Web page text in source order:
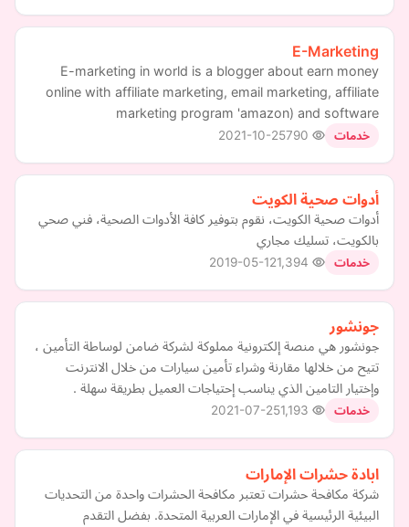
E-Marketing
E-marketing in world is a blogger about earn money
online with affiliate marketing, email marketing, affiliate
marketing program 'amazon) and software
خدمات 2021-10-25
أدوات صحية الكويت
أدوات صحية الكويت، نقوم بتوفير كافة الأدوات الصحية، فني صحي
بالكويت، تسليك مجاري
خدمات 2019-05-12
جونشور
جونشور هي منصة إلكترونية مملوكة لشركة ضامن لوساطة التأمين ،
تتيح من خلالها مقارنة وشراء تأمين سيارات من خلال الانترنت
وإختيار التامين الذي يناسب إحتياجات العميل بطريقة سهلة .
خدمات 2021-07-25
ابادة حشرات الإمارات
شركة مكافحة حشرات تعتبر مكافحة الحشرات واحدة من التحديات
البيئية الرئيسية في الإمارات العربية المتحدة. بفضل التقدم